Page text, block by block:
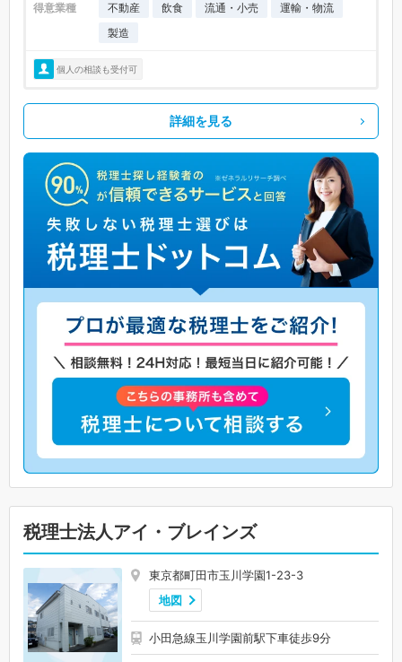
得意業種 不動産 飲食 流通・小売
運輸・物流
製造
個人の相談も受付可
詳細を見る
税理士法人アイ・ブレインズ
東京都町田市玉川学園1-23-3
地図
小田急線玉川学園前駅下車徒歩9分